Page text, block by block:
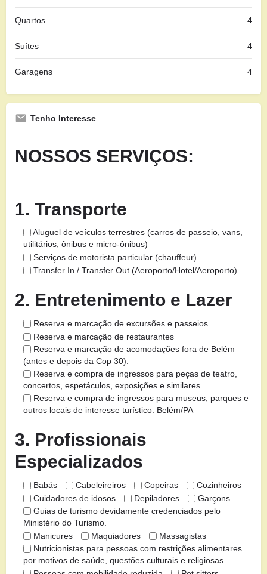
Quartos 4
Suítes 4
Garagens 4
Tenho Interesse
NOSSOS SERVIÇOS:
1. Transporte
Aluguel de veículos terrestres (carros de passeio, vans,
utilitários, ônibus e micro-ônibus)
Serviços de motorista particular (chauffeur)
Transfer In / Transfer Out (Aeroporto/Hotel/Aeroporto)
2. Entretenimento e Lazer
Reserva e marcação de excursões e passeios
Reserva e marcação de restaurantes
Reserva e marcação de acomodações fora de Belém
(antes e depois da Cop 30).
Reserva e compra de ingressos para peças de teatro,
concertos, espetáculos, exposições e similares.
Reserva e compra de ingressos para museus, parques e
outros locais de interesse turístico. Belém/PA
3. Profissionais
Especializados
Babás Cabeleireiros Copeiras
Cozinheiros
Cuidadores de idosos
Depiladores
Garçons
Guias de turismo devidamente credenciados pelo
Ministério do Turismo.
Manicures
Maquiadores
Massagistas
Nutricionistas para pessoas com restrições alimentares
por motivos de saúde, questões culturais e religiosas.